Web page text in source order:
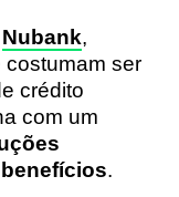
Nubank,
costumam ser
crédito
com um
.